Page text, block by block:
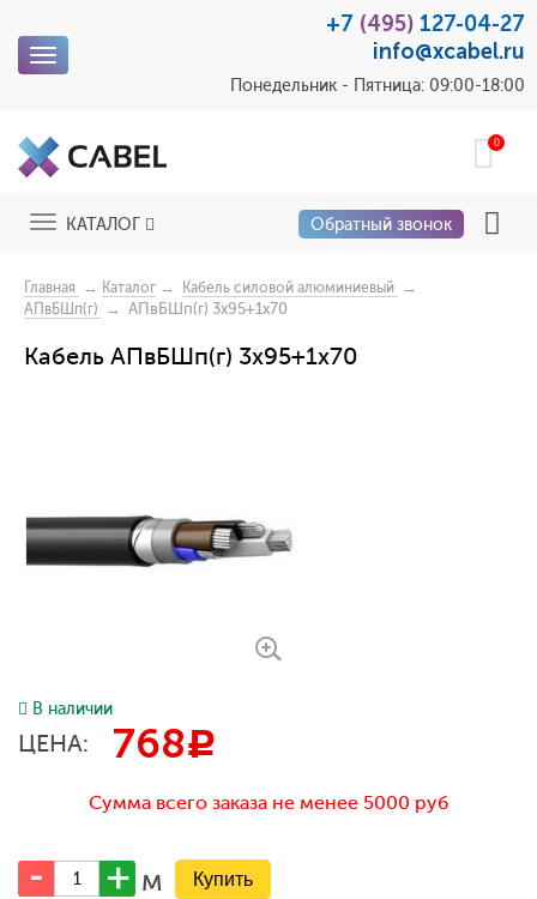
Toggle
+7 (495) 127-04-27
info@xcabel.ru
Понедельник - Пятница: 09:00-18:00
0
ToggleКАТАЛОГ Обратный звонок
Главная → Каталог → Кабель силовой алюминиевый →
АПвБШп(г) → АПвБШп(г) 3x95+1x70
Кабель АПвБШп(г) 3x95+1x70
В наличии
ЦЕНА: 768c
Сумма всего заказа не менее 5000 руб
м